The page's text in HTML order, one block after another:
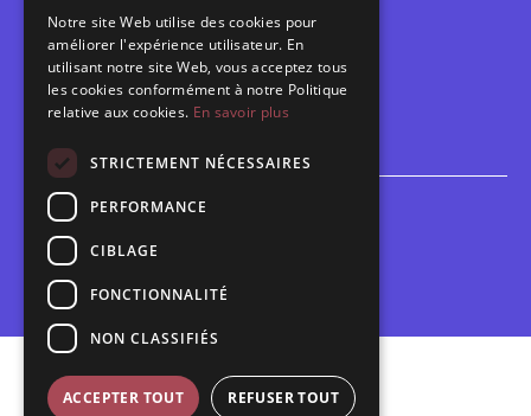
Calendrier
Programme des spectacles
Brèves
Espace scolaire
Politique de confidentialité
Notre site Web utilise des cookies pour
améliorer l'expérience utilisateur. En
utilisant notre site Web, vous acceptez tous
les cookies conformément à notre Politique
relative aux cookies. En savoir plus
STRICTEMENT NÉCESSAIRES
PERFORMANCE
CIBLAGE
FONCTIONNALITÉ
NON CLASSIFIÉS
ACCEPTER TOUT REFUSER TOUT